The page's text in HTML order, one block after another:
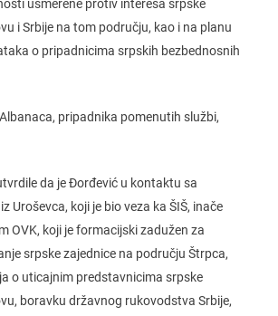
usmerene protiv interesa srpske
i Srbije na tom području, kao i na planu
o pripadnicima srpskih bezbednosnih
pripadnika pomenutih službi,
da je Đorđević u kontaktu sa
Uroševca, koji je bio veza ka ŠIŠ, inače
OVK, koji je formacijski zadužen za
srpske zajednice na području Štrpca,
o uticajnim predstavnicima srpske
boravku državnog rukovodstva Srbije,